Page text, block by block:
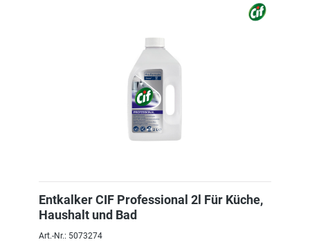
Entkalker CIF Professional 2l Für Küche,
Haushalt und Bad
Art.-Nr.: 5073274